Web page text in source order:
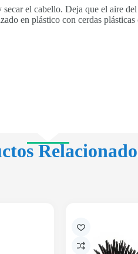
el cabello. Deja que el aire
en plástico con cerdas plásticas